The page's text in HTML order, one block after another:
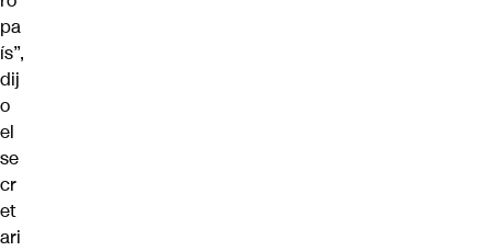
pa
ís”,
dij
o
el
se
cr
et
ari